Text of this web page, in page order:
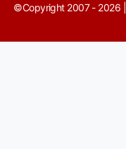
©Copyright 2007 - 2026